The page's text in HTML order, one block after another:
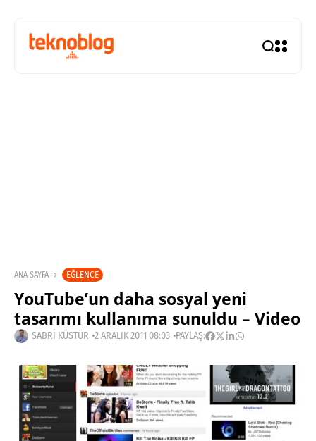
ANA SAYFA EĞLENCE
YouTube’un daha sosyal yeni
tasarımı kullanıma sunuldu – Video
SABRI KÜSTÜR 2 ARALIK 2011 08:03 PAYLAŞ: